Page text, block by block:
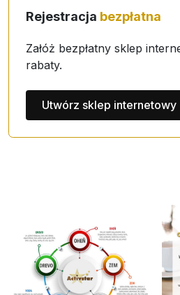
Rejestracja bezpłatna
Załóż bezpłatny sklep
rabaty.
Utwórz sklep internetowy